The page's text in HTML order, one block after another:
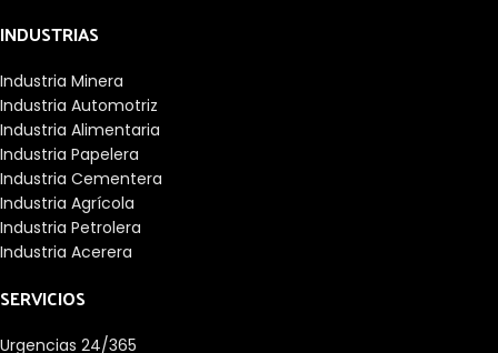
INDUSTRIAS
Industria Minera
Industria Automotriz
Industria Alimentaria
Industria Papelera
Industria Cementera
Industria Agrícola
Industria Petrolera
Industria Acerera
SERVICIOS
Urgencias 24/365